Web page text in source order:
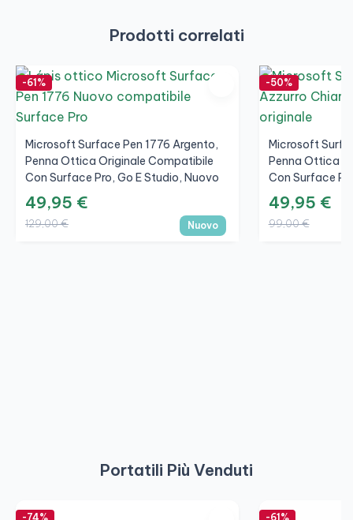
Prodotti correlati
-61%
Microsoft Surface Pen 1776 Argento,
Penna Ottica Originale Compatibile
Con Surface Pro, Go E Studio, Nuovo
49,95 €
129,00 € Nuovo
-50%
Microsoft
Penna Ottica
Con Surface
49,95 €
99,00 €
Portatili Più Venduti
-74% -61%